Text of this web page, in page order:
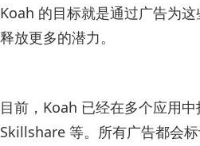
Koah 的目标就是通过广告为
释放更多的潜力。
目前，Koah 已经在多个应用
Skillshare 等。所有广告都会